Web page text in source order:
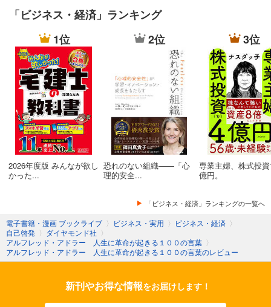
仲間の利益を大切に
受け取るより
多く相手に与える
・信用ではなく信頼を
信頼とは裏付けも担保もなく相手を信じること
・貢献感は自己満足でOK
・判断に迷った時は
より大きな集団の利益を優先
・市場価値の高い人間になればいい
⑨困難を克服する勇気を持って
また，「課題の分離」も，突き詰めていきすぎると，個人主義
し，アドラー心理学において最も大切とされる「共同体感覚」
とは，ダブルスタンダードとまではいかないまでも，接し得な
い面が含まれているように思えてしまう。
私はこのようにして抱いた疑問点を，インターネットで検索す
ることで，多少なり腑に落ちる解を見出すことができたが，こ
の辺りにもっと踏み込んで，分かりやすく丁寧に記した解説を
読まない限りは解決し得ない疑問が複数に亘って放置されっぱ
なしになってしまっている「"本書"に対する心情と評価」に関
しては，残念ながら下げざるを得なかった。
ためには，このような平易な解説本を1冊読んだだけでは到底足
りないようなので，今後も折に触れては知り，学んでいけたら
良いなと思う。
「ビジネス・経済」ランキング
1位
2026年度版 みんなが欲し
かった...
2位
恐れのない組織――「心
理的安全...
3位
専業主婦、株式投
億円。
「ビジネス・経済」ランキングの一覧へ
電子書籍・漫画 ブックライブ 〉 ビジネス・実用 〉 ビジネス・経済 〉
自己啓発 〉 ダイヤモンド社 〉
アルフレッド・アドラー 人生に革命が起きる１００の言葉 〉
アルフレッド・アドラー 人生に革命が起きる１００の言葉のレビュー
新刊やお得な情報をお届けします！